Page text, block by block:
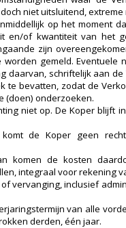
niet uitsluitend,
op het moment
en/of kwantiteit van het
zijn
gemeld. Eventuele
schriftelijk aan
bevatten, zodat de
(doen) onderzoeken.
niet op. De Koper blijft
de Koper geen
de kosten
integraal voor rekening
vervanging, inclusief
van alle
derden, één jaar.